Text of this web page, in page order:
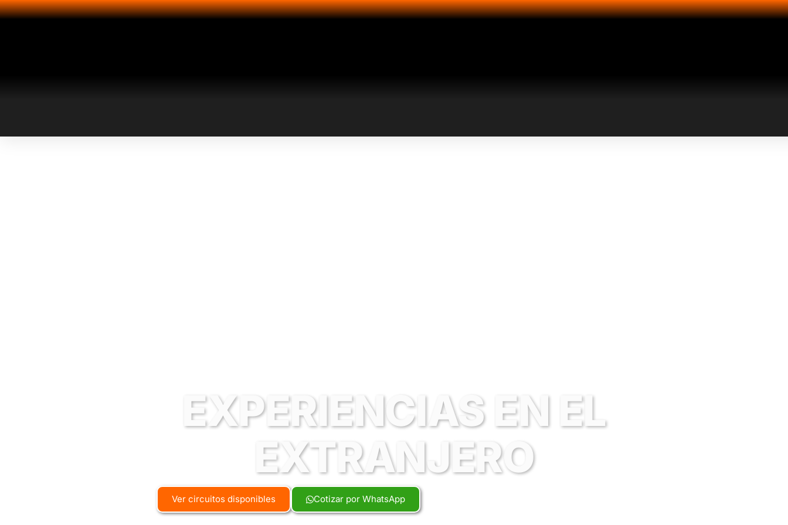
EXPERIENCIAS EN EL
EXTRANJERO
Ver circuitos disponibles Cotizar por WhatsApp